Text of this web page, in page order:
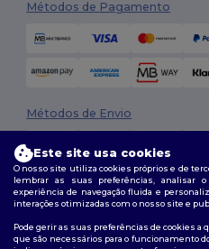
Métodos de Pagamento
Métodos de Envio
Este site usa cookies
O nosso site utiliza cookies próprios e de
lembrar as suas preferências, analisar
experiência de navegação fluida e
interações otimizadas com o nosso site e
Pode gerir as suas preferências de cookies
que são necessários para o funcionamento